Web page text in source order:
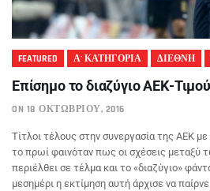
FEATURED Α' ΚΑΤΗΓΟΡΙΑ ΔΙΕΘΝΗ
Eπίσημο το διαζύγιο ΑΕΚ-
ON 18 ΟΚΤΩΒΡΊΟΥ, 2016
Τίτλοι τέλους στην συνεργασία της ΑΕΚ
το πρωί φαινόταν πως οι σχέσεις μεταξύ
περιέλθει σε τέλμα και το «διαζύγιο»
μεσημέρι η εκτίμηση αυτή άρχισε να